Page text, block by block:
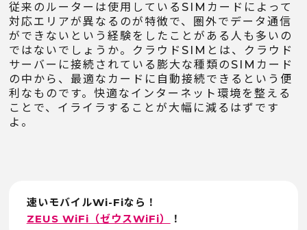
従来のルーターは使用しているSIMカードによって
対応エリアが異なるのが特徴で、圏外でデータ通信
ができないという経験をしたことがある人も多いの
ではないでしょうか。クラウドSIMとは、クラウド
サーバーに接続されている膨大な種類のSIMカード
の中から、最適なカードに自動接続できるという便
利なものです。快適なインターネット環境を整える
ことで、イライラすることが大幅に減るはずです
よ。
速いモバイルWi-Fiなら！
ZEUS WiFi（ゼウスWiFi）
！